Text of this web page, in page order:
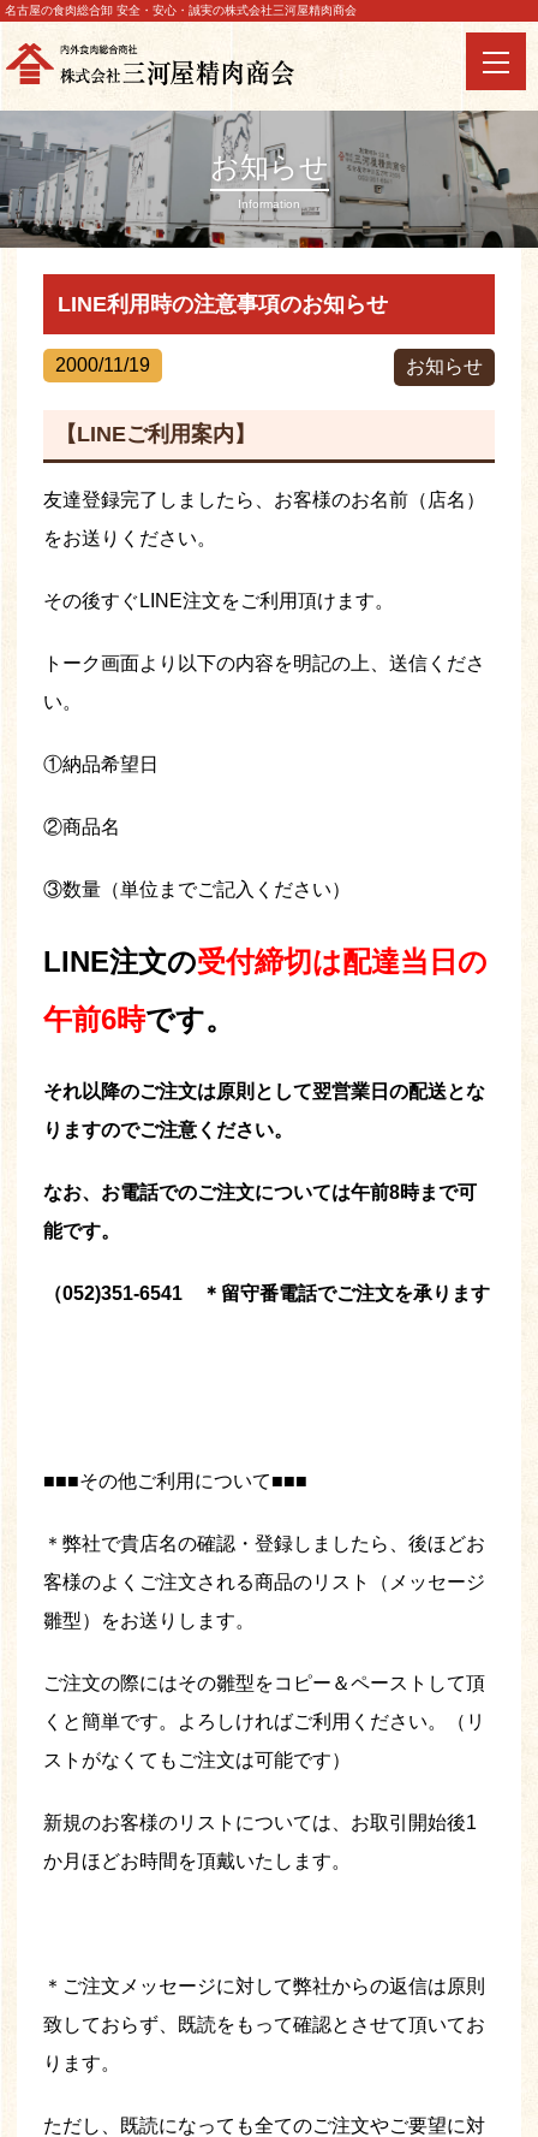
名古屋の食肉総合卸 安全・安心・誠実の株式会社三河屋精肉商会
お知らせ
Information
LINE利用時の注意事項のお知らせ
2000/11/19 お知らせ
【LINEご利用案内】
友達登録完了しましたら、お客様のお名前（店名）
をお送りください。
その後すぐLINE注文をご利用頂けます。
トーク画面より以下の内容を明記の上、送信くださ
い。
①納品希望日
②商品名
③数量（単位までご記入ください）
LINE注文の受付締切は配達当日の
午前6時です。
それ以降のご注文は原則として翌営業日の配送とな
りますのでご注意ください。
なお、お電話でのご注文については午前8時まで可
能です。
（052)351-6541 ＊留守番電話でご注文を承ります
■■■その他ご利用について■■■
＊弊社で貴店名の確認・登録しましたら、後ほどお
客様のよくご注文される商品のリスト（メッセージ
雛型）をお送りします。
ご注文の際にはその雛型をコピー＆ペーストして頂
くと簡単です。よろしければご利用ください。（リ
ストがなくてもご注文は可能です）
新規のお客様のリストについては、お取引開始後1
か月ほどお時間を頂戴いたします。
＊ご注文メッセージに対して弊社からの返信は原則
致しておらず、既読をもって確認とさせて頂いてお
ります。
ただし、既読になっても全てのご注文やご要望に対